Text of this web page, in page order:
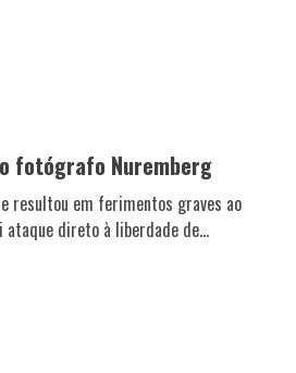
fotógrafo Nuremberg
resultou em ferimentos graves ao
direto à liberdade de...